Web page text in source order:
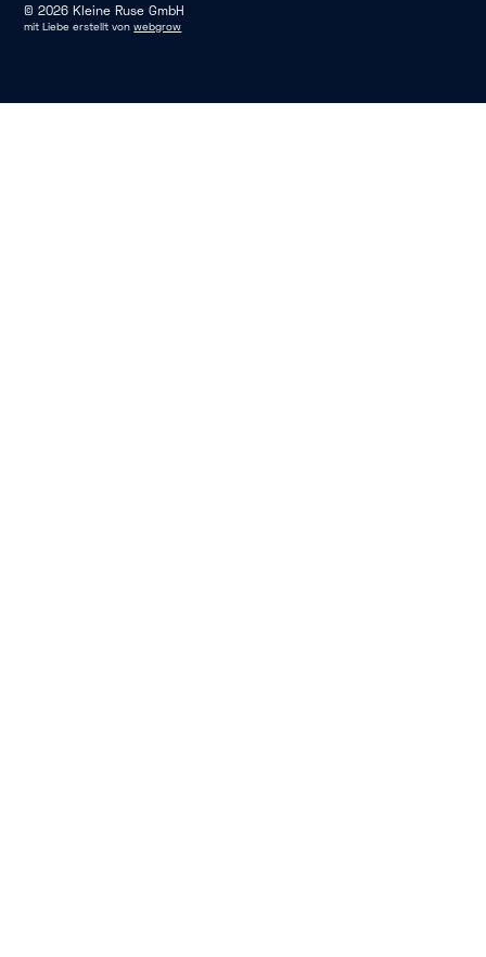
©2026 Kleine Ruse GmbH
mit Liebe erstellt vonwebgrow